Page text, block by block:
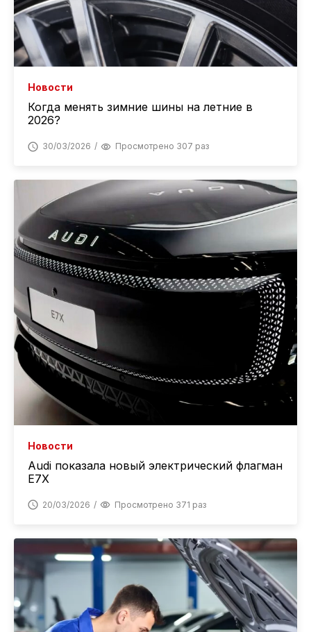
Новости
Когда менять зимние шины на летние в
2026?
30/03/2026 Просмотрено 307 раз
Новости
Audi показала новый электрический флагман
E7X
20/03/2026 Просмотрено 371 раз